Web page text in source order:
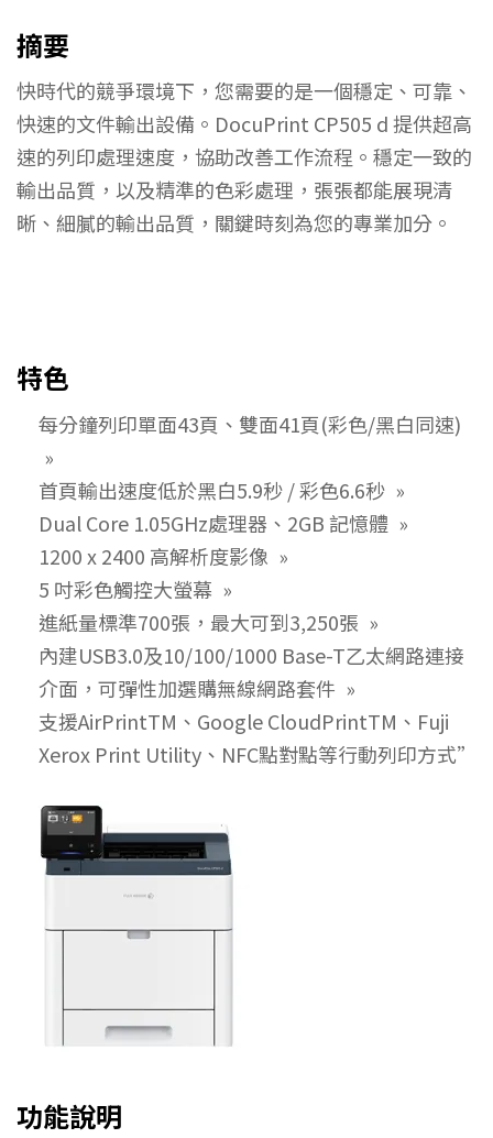
摘要
快時代的競爭環境下，您需要的是一個穩定、可靠、
快速的文件輸出設備。DocuPrint CP505 d 提供超高
速的列印處理速度，協助改善工作流程。穩定一致的
輸出品質，以及精準的色彩處理，張張都能展現清
晰、細膩的輸出品質，關鍵時刻為您的專業加分。
特色
每分鐘列印單面43頁、雙面41頁(彩色/黑白同速)
首頁輸出速度低於黑白5.9秒 / 彩色6.6秒
Dual Core 1.05GHz處理器、2GB 記憶體
1200 x 2400 高解析度影像
5 吋彩色觸控大螢幕
進紙量標準700張，最大可到3,250張
內建USB3.0及10/100/1000 Base-T乙太網路連接
介面，可彈性加選購無線網路套件
支援AirPrintTM、Google CloudPrintTM、Fuji
Xerox Print Utility、NFC點對點等行動列印方式”
功能說明